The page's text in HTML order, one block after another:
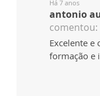
Há 7 anos
antonio
comentou:
Excelente
formação e